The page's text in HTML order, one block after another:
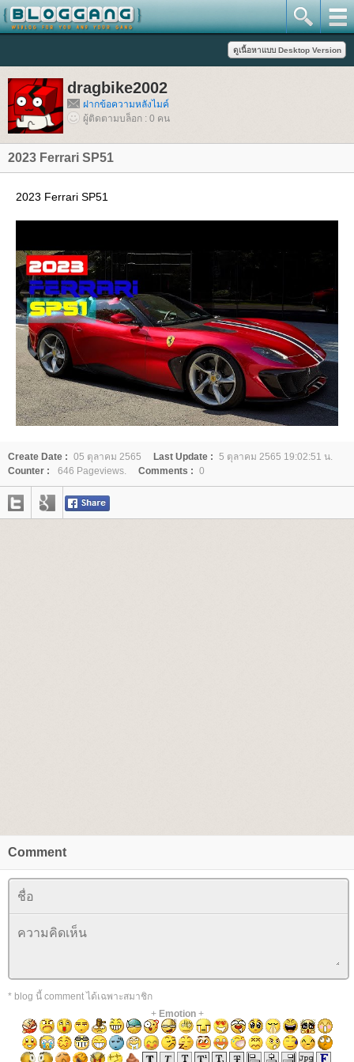
dragbike2002
ฝากข้อความหลังไมค์
ผู้ติดตามบล็อก : 0 คน
2023 Ferrari SP51
2023 Ferrari SP51
Create Date : 05 ตุลาคม 2565 Last Update : 5 ตุลาคม 2565 19:02:51 น.
Counter :
646 Pageviews. Comments : 0
Comment
* blog นี้ comment ได้เฉพาะสมาชิก
+ Emotion+